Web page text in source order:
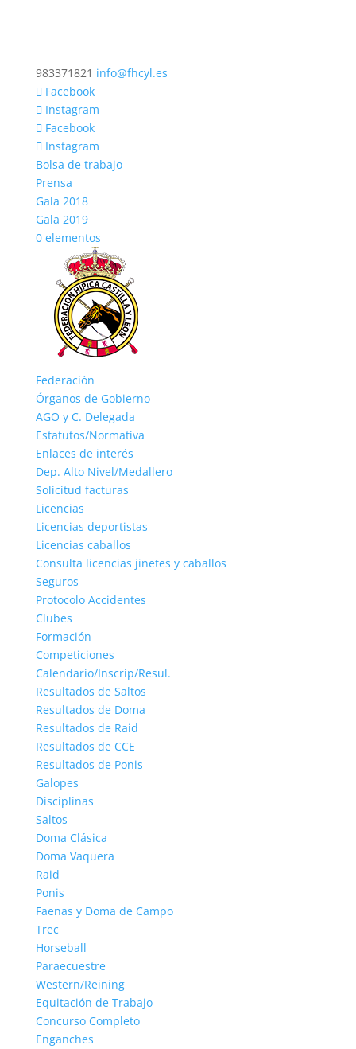
983371821 info@fhcyl.es
Facebook
Instagram
Facebook
Instagram
Bolsa de trabajo
Prensa
Gala 2018
Gala 2019
0 elementos
Federación
Órganos de Gobierno
AGO y C. Delegada
Estatutos/Normativa
Enlaces de interés
Dep. Alto Nivel/Medallero
Solicitud facturas
Licencias
Licencias deportistas
Licencias caballos
Consulta licencias jinetes y caballos
Seguros
Protocolo Accidentes
Clubes
Formación
Competiciones
Calendario/Inscrip/Resul.
Resultados de Saltos
Resultados de Doma
Resultados de Raid
Resultados de CCE
Resultados de Ponis
Galopes
Disciplinas
Saltos
Doma Clásica
Doma Vaquera
Raid
Ponis
Faenas y Doma de Campo
Trec
Horseball
Paraecuestre
Western/Reining
Equitación de Trabajo
Concurso Completo
Enganches